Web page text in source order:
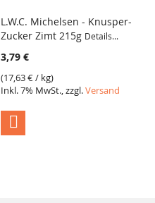
L.W.C. Michelsen - Knusper-
Zucker Zimt 215g Details...
3,79 €
(17,63 €/ kg)
Inkl. 7% MwSt., zzgl.Versand